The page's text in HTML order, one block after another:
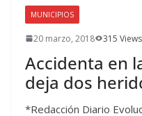
MUNICIPIOS
20 marzo, 2018 315 Views
Accidenta en
deja dos
*Redacción Diario